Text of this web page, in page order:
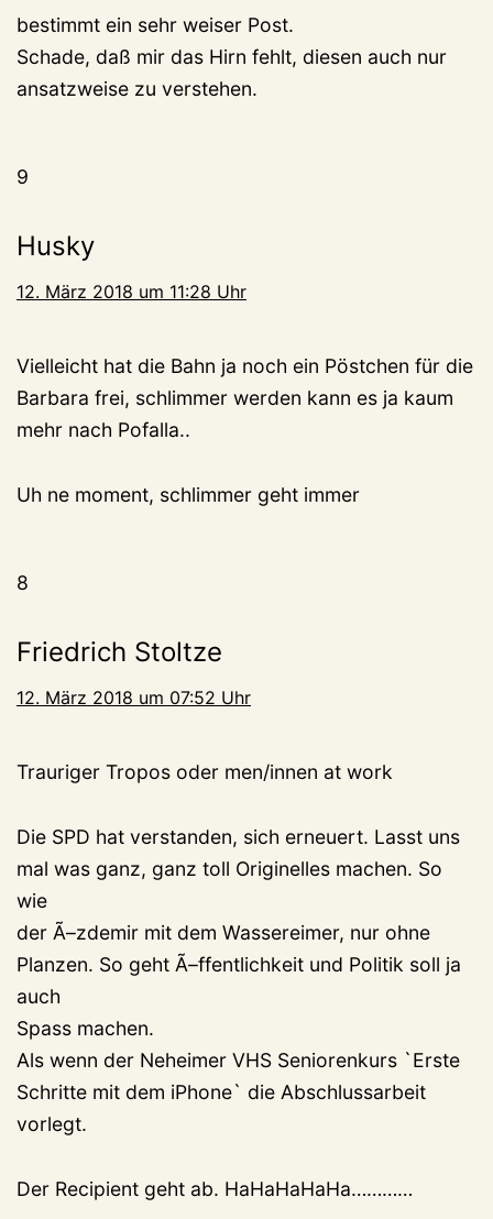
bestimmt ein sehr weiser Post.
Schade, daß mir das Hirn fehlt, diesen auch nur
ansatzweise zu verstehen.
9
Husky
12. März 2018 um 11:28 Uhr
Vielleicht hat die Bahn ja noch ein Pöstchen für die
Barbara frei, schlimmer werden kann es ja kaum
mehr nach Pofalla..
Uh ne moment, schlimmer geht immer
8
Friedrich Stoltze
12. März 2018 um 07:52 Uhr
Trauriger Tropos oder men/innen at work
Die SPD hat verstanden, sich erneuert. Lasst uns
mal was ganz, ganz toll Originelles machen. So
wie
der Ã–zdemir mit dem Wassereimer, nur ohne
Planzen. So geht Ã–ffentlichkeit und Politik soll ja
auch
Spass machen.
Als wenn der Neheimer VHS Seniorenkurs `Erste
Schritte mit dem iPhone` die Abschlussarbeit
vorlegt.
Der Recipient geht ab. HaHaHaHaHa…………